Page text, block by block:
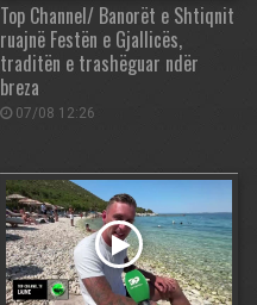
Top Channel/ Banorët e Shtiqnit
ruajnë Festën e Gjallicës,
traditën e trashëguar ndër
breza
07/08 12:26